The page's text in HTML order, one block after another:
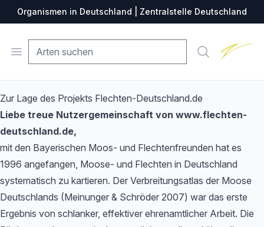
Organismen in Deutschland | Zentralstelle Deutschland
Open menu Suche
Zur Lage des Projekts Flechten-Deutschland.de
Liebe treue Nutzergemeinschaft von www.flechten-
deutschland.de,
mit den Bayerischen Moos- und Flechtenfreunden hat es
1996 angefangen, Moose- und Flechten in Deutschland
systematisch zu kartieren. Der Verbreitungsatlas der Moose
Deutschlands (Meinunger & Schröder 2007) war das erste
Ergebnis von schlanker, effektiver ehrenamtlicher Arbeit. Die